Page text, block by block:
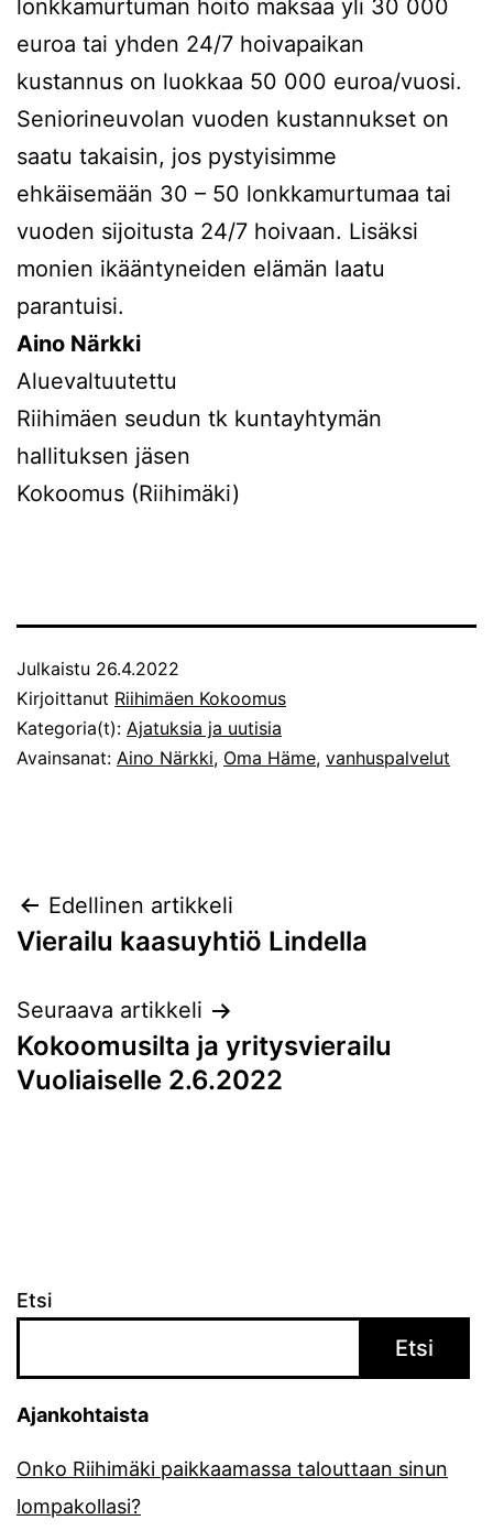
lonkkamurtuman hoito maksaa yli 30 000
euroa tai yhden 24/7 hoivapaikan
kustannus on luokkaa 50 000 euroa/vuosi.
Seniorineuvolan vuoden kustannukset on
saatu takaisin, jos pystyisimme
ehkäisemään 30 – 50 lonkkamurtumaa tai
vuoden sijoitusta 24/7 hoivaan. Lisäksi
monien ikääntyneiden elämän laatu
parantuisi.
Aino Närkki
Aluevaltuutettu
Riihimäen seudun tk kuntayhtymän
hallituksen jäsen
Kokoomus (Riihimäki)
Julkaistu 26.4.2022
Kirjoittanut Riihimäen Kokoomus
Kategoria(t): Ajatuksia ja uutisia
Avainsanat: Aino Närkki, Oma Häme, vanhuspalvelut
Artikkelien
selaus
Edellinen artikkeli
Vierailu kaasuyhtiö Lindella
Seuraava artikkeli
Kokoomusilta ja yritysvierailu
Vuoliaiselle 2.6.2022
Etsi
Etsi
Ajankohtaista
Onko Riihimäki paikkaamassa talouttaan sinun
lompakollasi?